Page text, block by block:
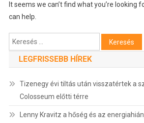
It seems we can’t find what you’re looking
can help.
Keresés:
LEGFRISSEBB HÍREK
Tizenegy évi tiltás után visszatértek a
Colosseum előtti térre
Lenny Kravitz a hőség és az